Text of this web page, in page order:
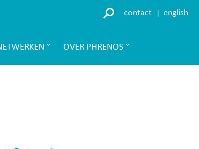
contact english
OVER PHRENOS